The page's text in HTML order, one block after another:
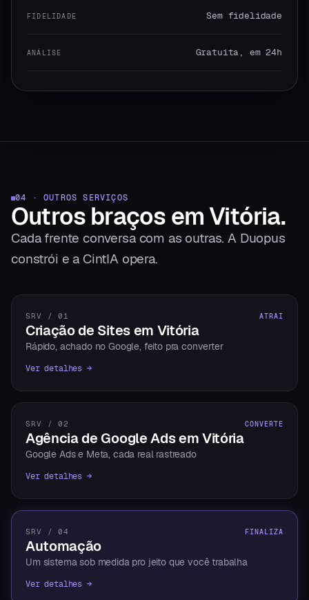
FIDELIDADE Sem fidelidade
ANÁLISE Gratuita, em 24h
04 · OUTROS SERVIÇOS
Outros braços emVitória.
Cada frente conversa com as outras. A Duopus
constrói e a CintIA opera.
SRV / 01 ATRAI
Criação de Sites em Vitória
Rápido, achado no Google, feito pra converter
Ver detalhes →
SRV / 02 CONVERTE
Agência de Google Ads em Vitória
Google Ads e Meta, cada real rastreado
Ver detalhes →
SRV / 04 FINALIZA
Automação
Um sistema sob medida pro jeito que você trabalha
Ver detalhes →